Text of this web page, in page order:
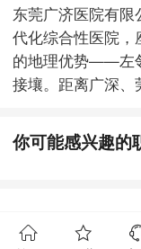
东莞广济医院有
代化综合性医院
的地理优势——左
接壤。距离广深
分钟车程，交
业开诊，占地面积
大平板数字减影
你可能感兴趣的